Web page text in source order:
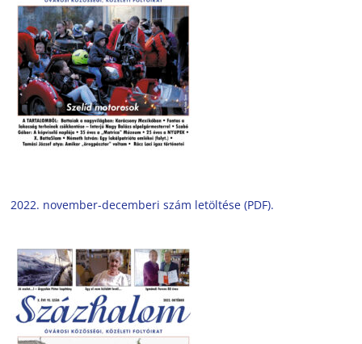
2022. november-decemberi szám letöltése (PDF).